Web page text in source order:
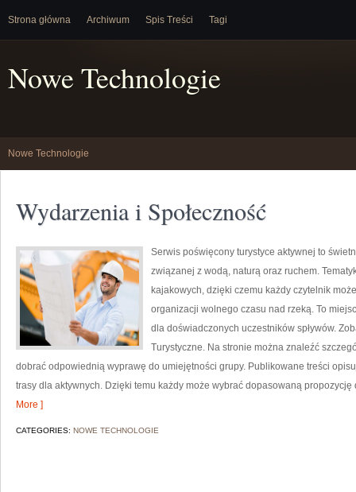
Strona główna Archiwum Spis Treści Tagi
Nowe Technologie
Nowe Technologie
Wydarzenia i Społeczność
Serwis poświęcony turystyce aktywnej to
związanej z wodą, naturą oraz ruchem.
kajakowych, dzięki czemu każdy czytelnik
organizacji wolnego czasu nad rzeką. To
dla doświadczonych uczestników spływów.
Turystyczne. Na stronie można znaleźć
dobrać odpowiednią wyprawę do umiejętności grupy. Publikowane treści
trasy dla aktywnych. Dzięki temu każdy może wybrać dopasowaną
More ]
CATEGORIES: NOWE TECHNOLOGIE